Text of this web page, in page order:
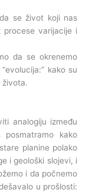
se život koji nas
procese varijacije i
da se okrenemo
kako su
života.
analogiju između
kako
planine polako
i geološki slojevi, i
i da počnemo
u prošlosti: